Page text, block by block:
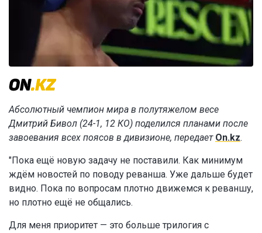
Абсолютный чемпион мира в полутяжелом весе
Дмитрий Бивол (24-1, 12 КО) поделился планами после
завоевания всех поясов в дивизионе, передает On.kz.
"Пока ещё новую задачу не поставили. Как минимум
ждём новостей по поводу реванша. Уже дальше будет
видно. Пока по вопросам плотно движемся к реваншу,
но плотно ещё не общались.
Для меня приоритет — это больше трилогия с